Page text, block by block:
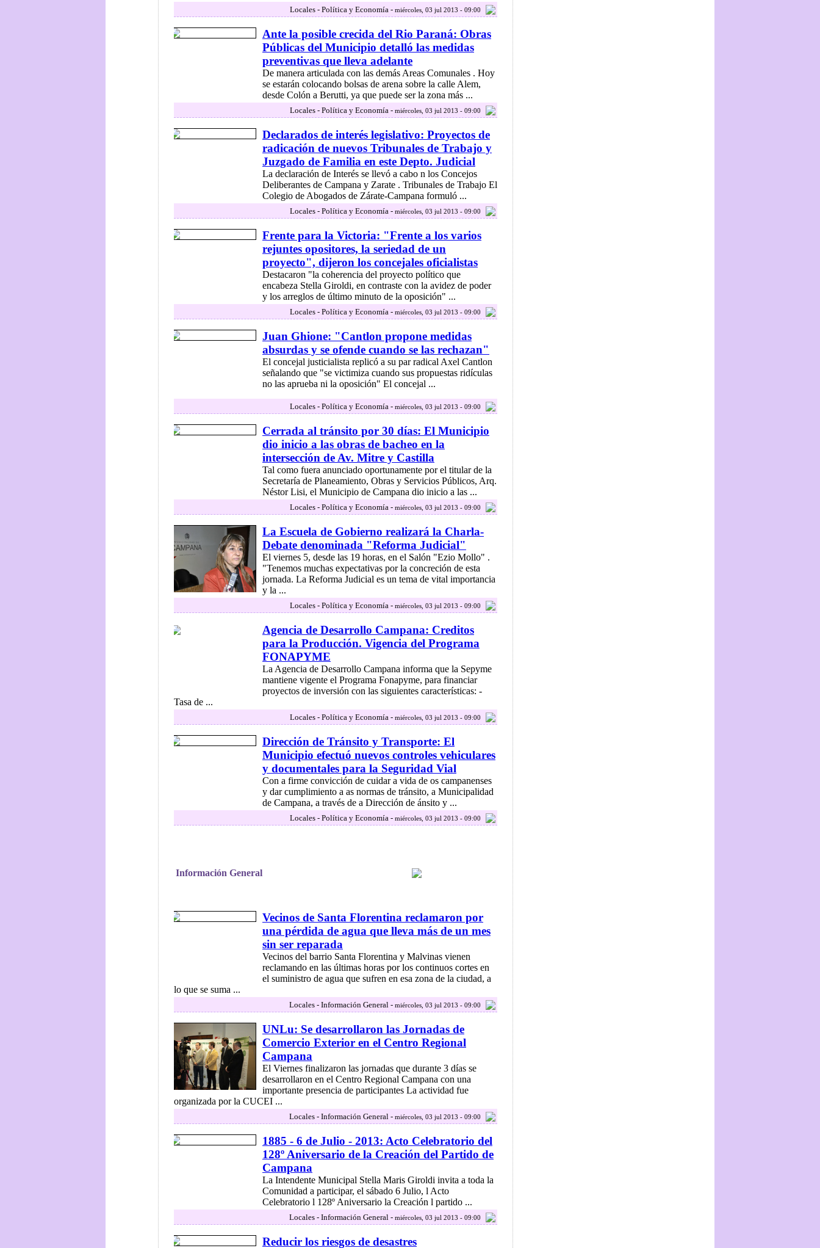
Locales - Política y Economía - miércoles, 03 jul 2013 - 09:00
Ante la posible crecida del Rio Paraná: Obras
Públicas del Municipio detalló las medidas
preventivas que lleva adelante
De manera articulada con las demás Areas Comunales . Hoy
se estarán colocando bolsas de arena sobre la calle Alem,
desde Colón a Berutti, ya que puede ser la zona más ...
Locales - Política y Economía - miércoles, 03 jul 2013 - 09:00
Declarados de interés legislativo: Proyectos de
radicación de nuevos Tribunales de Trabajo y
Juzgado de Familia en este Depto. Judicial
La declaración de Interés se llevó a cabo n los Concejos
Deliberantes de Campana y Zarate . Tribunales de Trabajo El
Colegio de Abogados de Zárate-Campana formuló ...
Locales - Política y Economía - miércoles, 03 jul 2013 - 09:00
Frente para la Victoria: "Frente a los varios
rejuntes opositores, la seriedad de un
proyecto", dijeron los concejales oficialistas
Destacaron "la coherencia del proyecto político que
encabeza Stella Giroldi, en contraste con la avidez de poder
y los arreglos de último minuto de la oposición" ...
Locales - Política y Economía - miércoles, 03 jul 2013 - 09:00
Juan Ghione: "Cantlon propone medidas
absurdas y se ofende cuando se las rechazan"
El concejal justicialista replicó a su par radical Axel Cantlon
señalando que "se victimiza cuando sus propuestas ridículas
no las aprueba ni la oposición" El concejal ...
Locales - Política y Economía - miércoles, 03 jul 2013 - 09:00
Cerrada al tránsito por 30 días: El Municipio
dio inicio a las obras de bacheo en la
intersección de Av. Mitre y Castilla
Tal como fuera anunciado oportunamente por el titular de la
Secretaría de Planeamiento, Obras y Servicios Públicos, Arq.
Néstor Lisi, el Municipio de Campana dio inicio a las ...
Locales - Política y Economía - miércoles, 03 jul 2013 - 09:00
La Escuela de Gobierno realizará la Charla-
Debate denominada "Reforma Judicial"
El viernes 5, desde las 19 horas, en el Salón "Ezio Mollo" .
"Tenemos muchas expectativas por la concreción de esta
jornada. La Reforma Judicial es un tema de vital importancia
y la ...
Locales - Política y Economía - miércoles, 03 jul 2013 - 09:00
Agencia de Desarrollo Campana: Creditos
para la Producción. Vigencia del Programa
FONAPYME
La Agencia de Desarrollo Campana informa que la Sepyme
mantiene vigente el Programa Fonapyme, para financiar
proyectos de inversión con las siguientes características: -
Tasa de ...
Locales - Política y Economía - miércoles, 03 jul 2013 - 09:00
Dirección de Tránsito y Transporte: El
Municipio efectuó nuevos controles vehiculares
y documentales para la Seguridad Vial
Con a firme convicción de cuidar a vida de os campanenses
y dar cumplimiento a as normas de tránsito, a Municipalidad
de Campana, a través de a Dirección de ánsito y ...
Locales - Política y Economía - miércoles, 03 jul 2013 - 09:00
Información General
Vecinos de Santa Florentina reclamaron por
una pérdida de agua que lleva más de un mes
sin ser reparada
Vecinos del barrio Santa Florentina y Malvinas vienen
reclamando en las últimas horas por los continuos cortes en
el suministro de agua que sufren en esa zona de la ciudad, a
lo que se suma ...
Locales - Información General - miércoles, 03 jul 2013 - 09:00
UNLu: Se desarrollaron las Jornadas de
Comercio Exterior en el Centro Regional
Campana
El Viernes finalizaron las jornadas que durante 3 días se
desarrollaron en el Centro Regional Campana con una
importante presencia de participantes La actividad fue
organizada por la CUCEI ...
Locales - Información General - miércoles, 03 jul 2013 - 09:00
1885 - 6 de Julio - 2013: Acto Celebratorio del
128º Aniversario de la Creación del Partido de
Campana
La Intendente Municipal Stella Maris Giroldi invita a toda la
Comunidad a participar, el sábado 6 Julio, l Acto
Celebratorio l 128º Aniversario la Creación l partido ...
Locales - Información General - miércoles, 03 jul 2013 - 09:00
Reducir los riesgos de desastres